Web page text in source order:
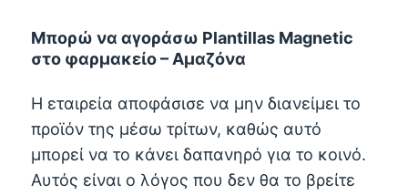
Μπορώ να αγοράσω Plantillas Magnetic
στο φαρμακείο – Αμαζόνα
Η εταιρεία αποφάσισε να μην διανείμει το
προϊόν της μέσω τρίτων, καθώς αυτό
μπορεί να το κάνει δαπανηρό για το κοινό.
Αυτός είναι ο λόγος που δεν θα το βρείτε